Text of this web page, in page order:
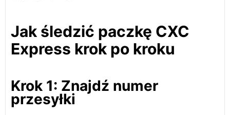
Jak śledzić paczkę CXC
Express krok po kroku
Krok 1: Znajdź numer
przesyłki